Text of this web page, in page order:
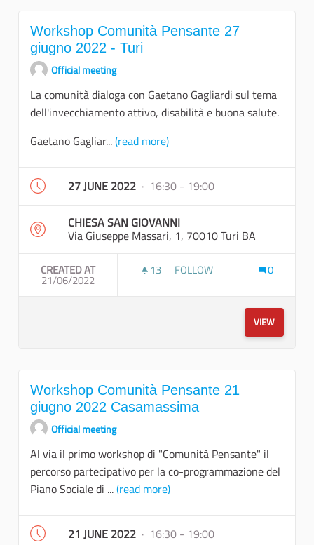
Workshop Comunità Pensante 27
giugno 2022 - Turi
Official meeting
La comunità dialoga con Gaetano Gagliardi sul tema
dell'invecchiamento attivo, disabilità e buona salute.
Gaetano Gagliar...(read more)
27 JUNE 2022 · 16:30 - 19:00
CHIESA SAN GIOVANNI
Via Giuseppe Massari, 1, 70010 Turi BA
CREATED AT
21/06/2022
13 13 FOLLOWERS
FOLLOW 0
VIEW
Workshop Comunità Pensante 21
giugno 2022 Casamassima
Official meeting
Al via il primo workshop di "Comunità Pensante" il
percorso partecipativo per la co-programmazione del
Piano Sociale di ...(read more)
21 JUNE 2022 · 16:30 - 19:00